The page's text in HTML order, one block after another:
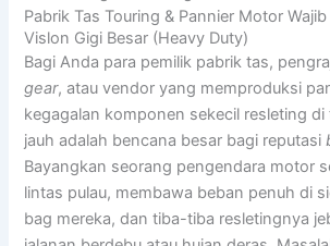
X
Pabrik Tas Touring & Pannier Motor
Vislon Gigi Besar (Heavy Duty)
Bagi Anda para pemilik pabrik tas,
gear, atau vendor yang memproduksi
kegagalan komponen sekecil resleting di
jauh adalah bencana besar bagi reputasi
Bayangkan seorang pengendara motor
lintas pulau, membawa beban penuh di
bag mereka, dan tiba-tiba resletingnya